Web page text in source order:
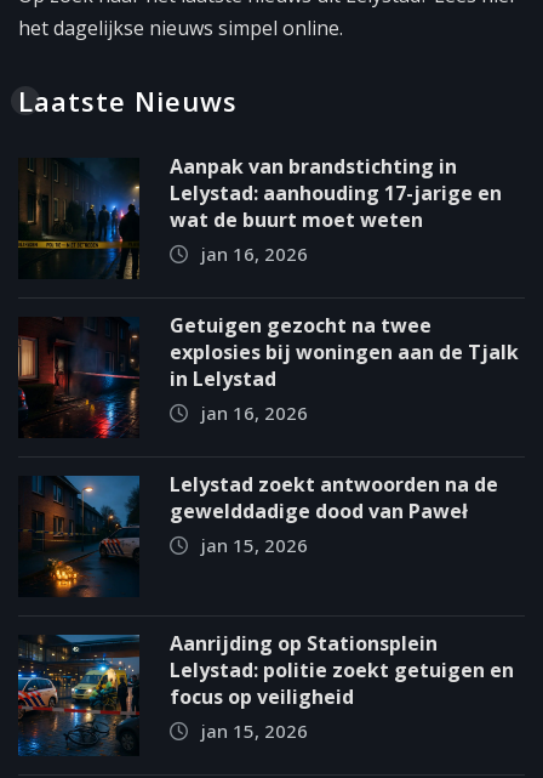
het dagelijkse nieuws simpel online.
Laatste Nieuws
Aanpak van brandstichting in
Lelystad: aanhouding 17-jarige en
wat de buurt moet weten
jan 16, 2026
Getuigen gezocht na twee
explosies bij woningen aan de Tjalk
in Lelystad
jan 16, 2026
Lelystad zoekt antwoorden na de
gewelddadige dood van Paweł
jan 15, 2026
Aanrijding op Stationsplein
Lelystad: politie zoekt getuigen en
focus op veiligheid
jan 15, 2026